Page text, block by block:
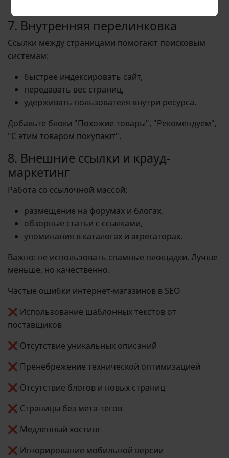
продаж.
7. Внутренняя перелинковка
Ссылки между страницами помогают поисковым
системам:
быстрее индексировать сайт,
передавать вес страниц,
удерживать пользователя внутри ресурса.
Добавьте блоки "Похожие товары", "Рекомендуем",
"С этим товаром покупают".
8. Внешние ссылки и крауд-
маркетинг
Работа со ссылочной массой:
размещение на форумах и блогах,
обзорные статьи с ссылками,
упоминания в каталогах и агрегаторах.
Важно: не использовать спамные площадки. Лучше
меньше, но качественно.
Частые ошибки интернет-магазинов в SEO
❌ Использование шаблонных текстов от
поставщиков
❌ Отсутствие уникальных описаний
❌ Пренебрежение технической оптимизацией
❌ Отсутствие блогов и новых страниц
❌ Страницы без мета-тегов
❌ Медленный хостинг
❌ Игнорирование мобильной версии